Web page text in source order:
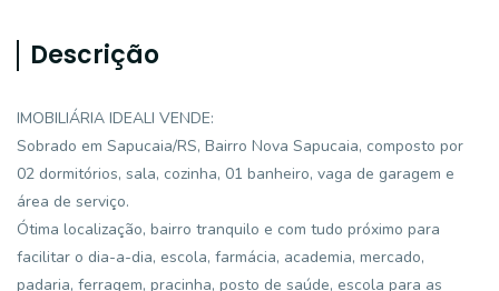
Descrição
IMOBILIÁRIA IDEALI VENDE:
Sobrado em Sapucaia/RS, Bairro Nova Sapucaia, composto por
02 dormitórios, sala, cozinha, 01 banheiro, vaga de garagem e
área de serviço.
Ótima localização, bairro tranquilo e com tudo próximo para
facilitar o dia-a-dia, escola, farmácia, academia, mercado,
padaria, ferragem, pracinha, posto de saúde, escola para as